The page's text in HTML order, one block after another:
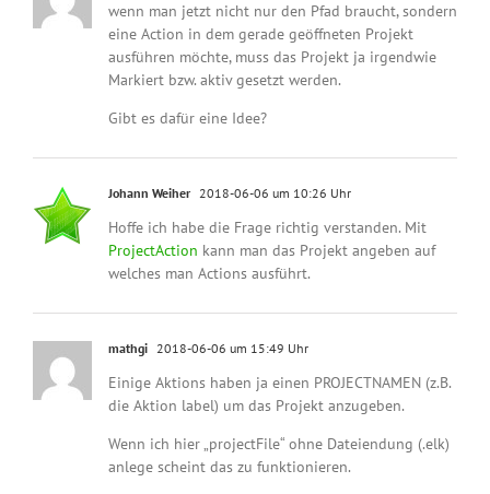
wenn man jetzt nicht nur den Pfad braucht, sondern
eine Action in dem gerade geöffneten Projekt
ausführen möchte, muss das Projekt ja irgendwie
Markiert bzw. aktiv gesetzt werden.
Gibt es dafür eine Idee?
Johann Weiher 2018-06-06 um 10:26 Uhr
Hoffe ich habe die Frage richtig verstanden. Mit
ProjectAction kann man das Projekt angeben auf
welches man Actions ausführt.
mathgi 2018-06-06 um 15:49 Uhr
Einige Aktions haben ja einen PROJECTNAMEN (z.B.
die Aktion label) um das Projekt anzugeben.
Wenn ich hier „projectFile“ ohne Dateiendung (.elk)
anlege scheint das zu funktionieren.